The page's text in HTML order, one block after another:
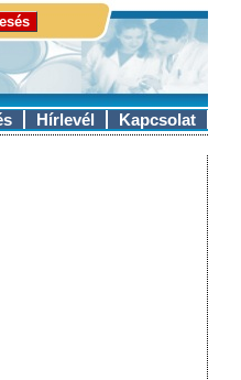
Hírlevél Kapcsolat